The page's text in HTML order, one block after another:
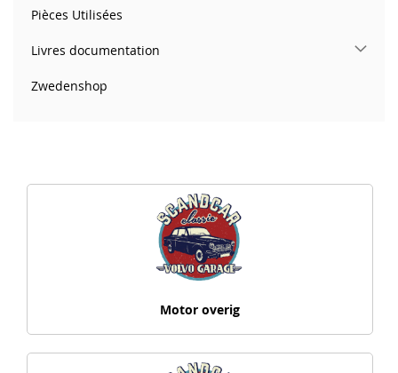
Motor overig
Pièces Utilisées
Livres documentation
Zwedenshop